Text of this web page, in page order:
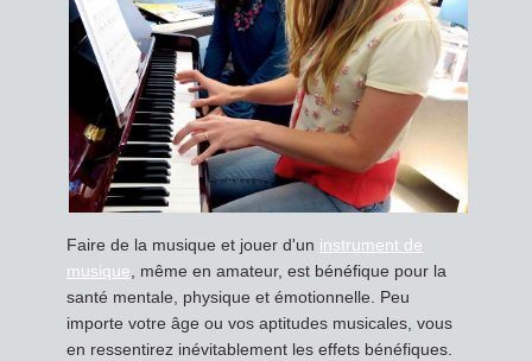
Faire de la musique et jouer d'un instrument de
musique , même en amateur, est bénéfique pour la
santé mentale, physique et émotionnelle. Peu
importe votre âge ou vos aptitudes musicales, vous
en ressentirez inévitablement les effets bénéfiques.